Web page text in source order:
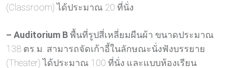
(Classroom) ได้ประมาณ 20 ที่นั่ง
– Auditorium Bพื้นที่รูปสี่เหลี่ยมผืนผ้า ขนาดประมาณ
138 ตร.ม. สามารถจัดเก้าอี้ในลักษณะนั่งฟังบรรยาย
(Theater) ได้ประมาณ 100 ที่นั่ง และแบบห้องเรียน